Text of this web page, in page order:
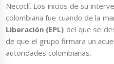
Necoclí. Los inicios de su
colombiana fue cuando de la
Liberación (EPL) del que se
de que el grupo firmara un
autoridades colombianas.